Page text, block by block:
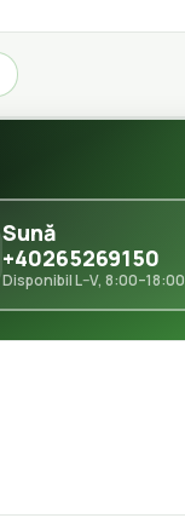
Sună
+40265269150
Disponibil L–V, 8:00–18:00